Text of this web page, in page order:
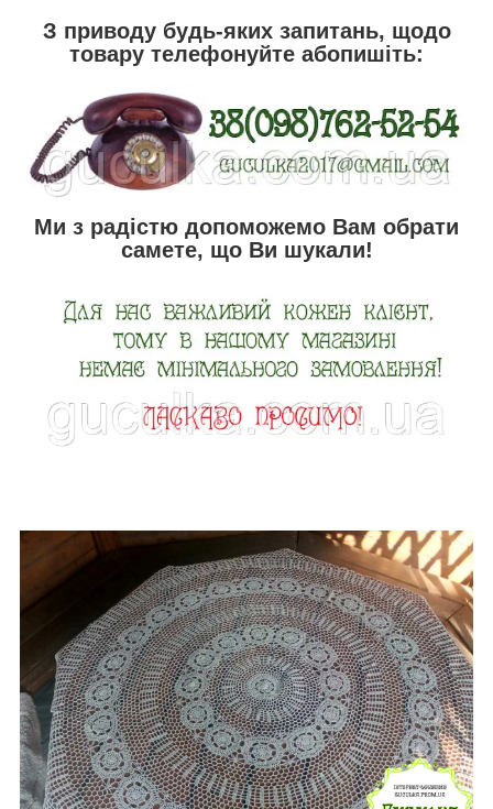
З приводу будь-яких запитань, щодо
товару телефонуйте абопишіть:
Ми з радістю допоможемо Вам обрати
самете, що Ви шукали!